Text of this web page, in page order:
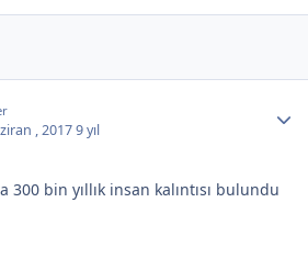
, 20179 yıl
300 bin yıllık insan kalıntısı bulundu